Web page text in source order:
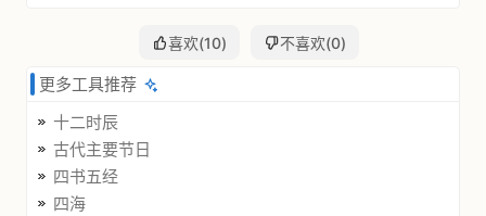
喜欢(10) 不喜欢(0)
更多工具推荐
十二时辰
古代主要节日
四书五经
四海